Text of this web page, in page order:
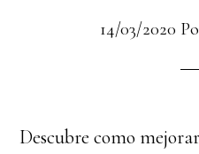
14/03/2020
Descubre como